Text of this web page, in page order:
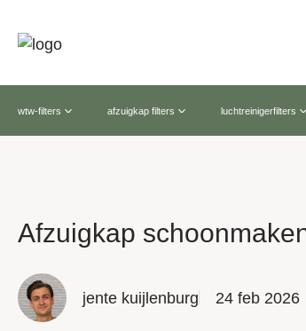
wtw-filters afzuigkap filters luchtreinigerfilters
Afzuigkap
jente kuijlenburg 24 feb 2026